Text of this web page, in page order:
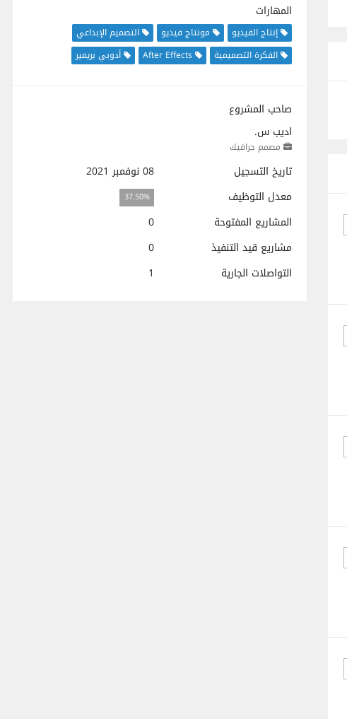
المهارات
إنتاج الفيديو مونتاج فيديو
التصميم الإبداعي
الفكرة التصميمية
After Effects أدوبي بريمير
صاحب المشروع
اديب س.
مصمم جرافيك
تاريخ التسجيل
08 نوفمبر 2021
معدل التوظيف
37.50%
المشاريع المفتوحة
0
مشاريع قيد التنفيذ
0
التواصلات الجارية
1